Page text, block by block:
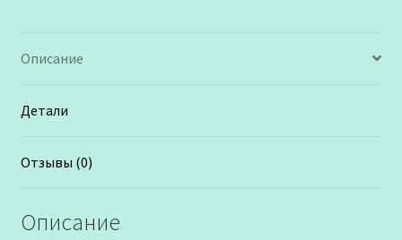
Описание
Детали
Отзывы (0)
Описание